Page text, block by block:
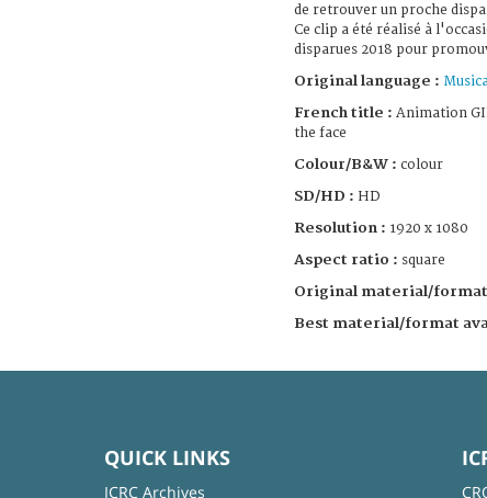
de retrouver un proche
Ce clip a été réalisé à
disparues 2018 pour
Original language :
French title : Animation
the face
Colour/B&W : colour
SD/HD : HD
Resolution : 1920 x 1080
Aspect ratio : square
Original material/
Best material/format
QUICK LINKS
ICRC Archives